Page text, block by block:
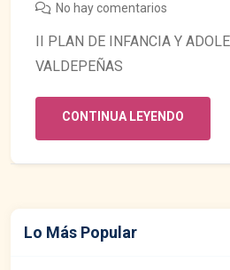
No hay comentarios
II PLAN DE INFANCIA Y
VALDEPEÑAS
CONTINUA LEYENDO
Lo Más Popular